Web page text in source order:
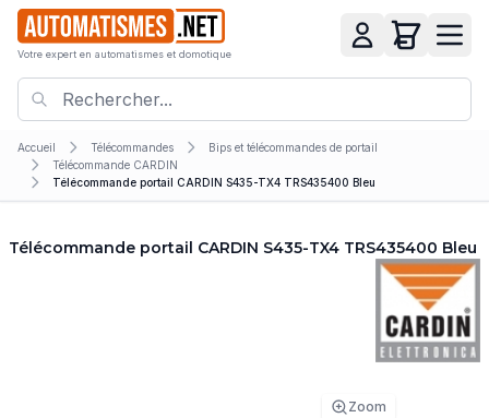
Votre expert en automatismes et domotique
Accueil Télécommandes
Bips et télécommandes de portail
Télécommande CARDIN
Télécommande portail CARDIN S435-TX4 TRS435400 Bleu
Télécommande portail CARDIN S435-TX4 TRS435400 Bleu
Zoom